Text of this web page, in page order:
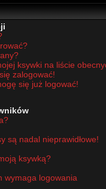
ksywki na liście
zalogować!
się już logować!
są nadal nieprawidłowe!
ksywką?
wymaga logowania